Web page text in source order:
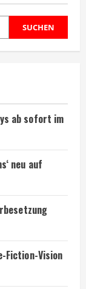
SUCHEN
ab sofort im
neu auf
Fiction-Vision